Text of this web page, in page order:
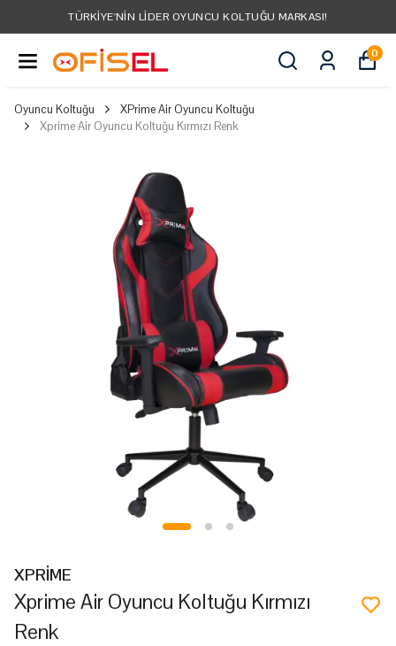
TÜRKIYE'NIN LIDER OYUNCU KOLTUĞU MARKASI!
0
Oyuncu Koltuğu
XPrime Air Oyuncu Koltuğu
Xprime Air Oyuncu Koltuğu Kırmızı Renk
XPRİME
Xprime Air Oyuncu Koltuğu Kırmızı
Renk